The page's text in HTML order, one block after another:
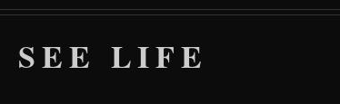
SEE LIFE